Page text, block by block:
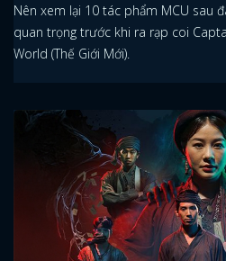
Nên xem lại 10 tác phẩm MCU sau
quan trọng trước khi ra rạp coi
World (Thế Giới Mới).